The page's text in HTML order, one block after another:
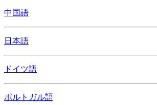
中国語
日本語
ドイツ語
ポルトガル語